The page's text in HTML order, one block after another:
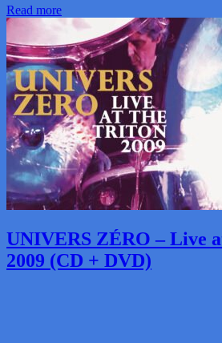
Read more
UNIVERS ZÉRO – Live
2009 (CD + DVD)